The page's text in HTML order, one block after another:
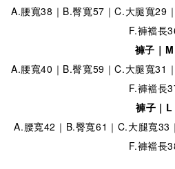
A.腰寬38｜B.臀寬57｜C.大腿寬29
F.褲襠長
褲子｜M
A.腰寬40｜B.臀寬59｜C.大腿寬31
F.褲襠長
褲子｜L
A.腰寬42｜B.臀寬61｜C.大腿寬33
F.褲襠長